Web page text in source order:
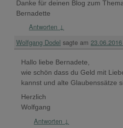
Danke für deinen Blog zum
Bernadette
Antworten ↓
Wolfgang Dodel sagte am
Hallo liebe Bernadete,
wie schön dass du Geld mit
kannst und alte Glaubenssätze
Herzlich
Wolfgang
Antworten ↓